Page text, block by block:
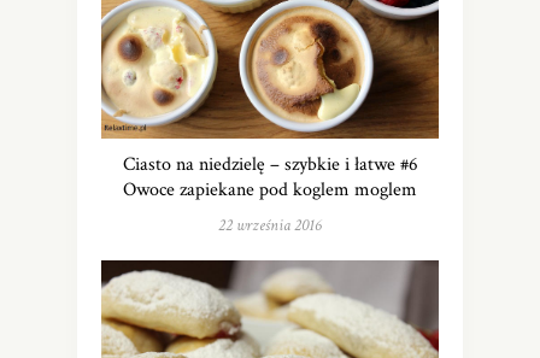
Ciasto na niedzielę – szybkie i łatwe #6
Owoce zapiekane pod koglem moglem
22 września 2016